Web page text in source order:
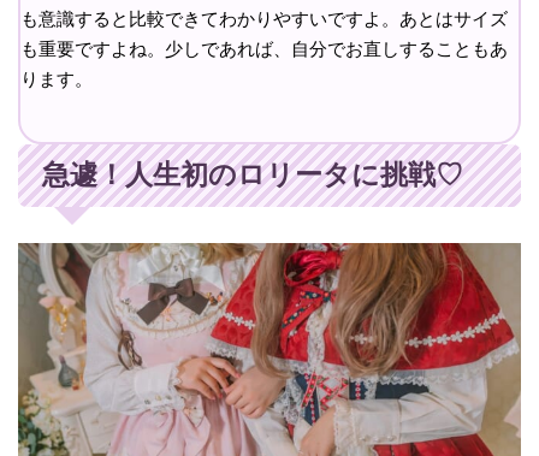
も意識すると比較できてわかりやすいですよ。あとはサイズ
も重要ですよね。少しであれば、自分でお直しすることもあ
ります。
急遽！人生初のロリータに挑戦♡